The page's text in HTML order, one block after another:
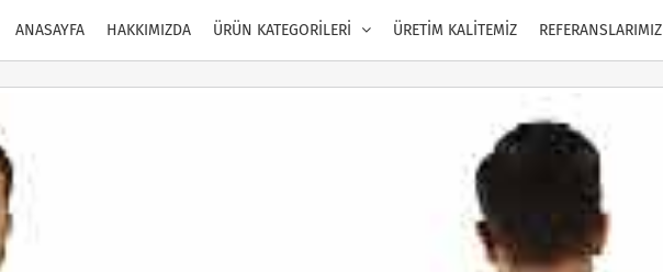
ANASAYFA HAKKIMIZDA ÜRÜN KATEGORİLERİ ÜRETİM KALİTEMİZ REFERANSLARIMIZ